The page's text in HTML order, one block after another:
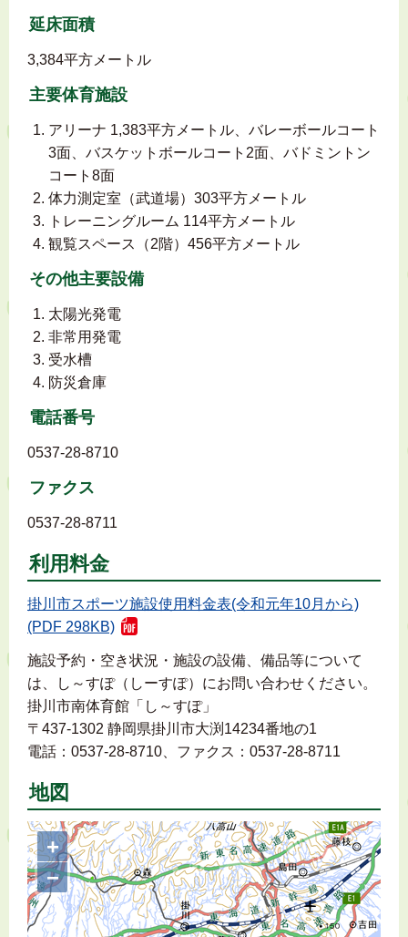
延床面積
3,384平方メートル
主要体育施設
アリーナ 1,383平方メートル、バレーボールコート
3面、バスケットボールコート2面、バドミントン
コート8面
体力測定室（武道場）303平方メートル
トレーニングルーム 114平方メートル
観覧スペース（2階）456平方メートル
その他主要設備
太陽光発電
非常用発電
受水槽
防災倉庫
電話番号
0537-28-8710
ファクス
0537-28-8711
利用料金
掛川市スポーツ施設使用料金表(令和元年10月から)
(PDF 298KB)
施設予約・空き状況・施設の設備、備品等について
は、し～すぽ（しーすぽ）にお問い合わせください。
掛川市南体育館「し～すぽ」
〒437-1302 静岡県掛川市大渕14234番地の1
電話：0537-28-8710、ファクス：0537-28-8711
地図
+
−